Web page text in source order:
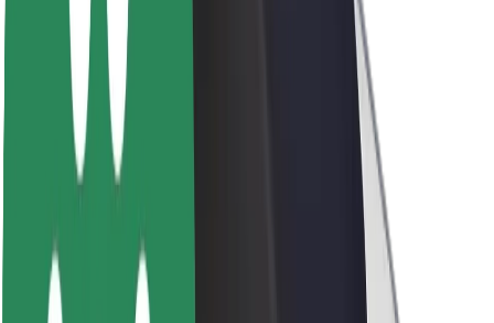
Bolt და ეკომეგობრულობა
ნულოვანი პროექტი
ბლოგი
სიახლეები
ბრენდის გზამკვლევი
ინვესტორებთან ურთიერთობა
ლიდერობა